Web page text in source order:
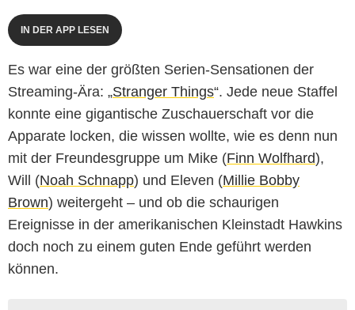
IN DER APP LESEN
Es war eine der größten Serien-Sensationen der
Streaming-Ära: „Stranger Things“. Jede neue Staffel
konnte eine gigantische Zuschauerschaft vor die
Apparate locken, die wissen wollte, wie es denn nun
mit der Freundesgruppe um Mike (Finn Wolfhard),
Will (Noah Schnapp) und Eleven (Millie Bobby
Brown) weitergeht – und ob die schaurigen
Ereignisse in der amerikanischen Kleinstadt Hawkins
doch noch zu einem guten Ende geführt werden
können.